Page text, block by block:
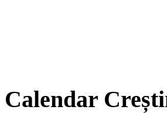
Calendar